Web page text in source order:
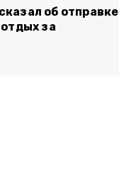
об отправке
за